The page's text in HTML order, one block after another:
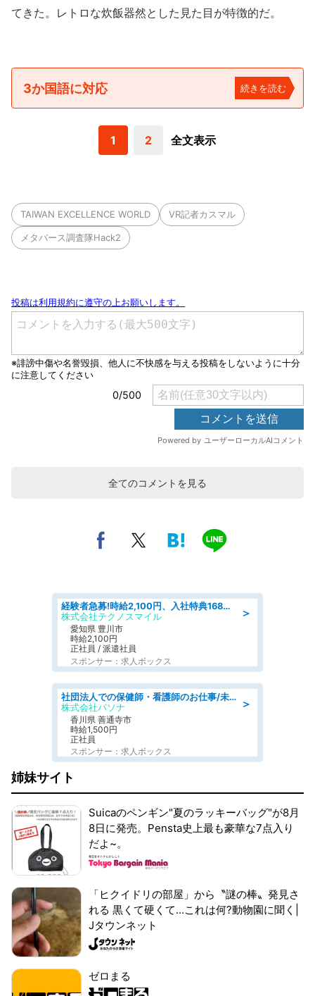
てきた。レトロな炊飯器然とした見た目が特徴的だ。
3か国語に対応 続きを読む
1 2 全文表示
TAIWAN EXCELLENCE WORLD VR記者カスマル
メタバース調査隊Hack2
全てのコメントを見る
＞
経験者急募!時給2,100円、入社特典168万円の自動車製造業務/トヨタ自動車/tutumi
株式会社テクノスマイル
愛知県 豊川市
時給2,100円
正社員 / 派遣社員
スポンサー：求人ボックス
＞
社団法人での保健師・看護師のお仕事/未経験OK/要資格:普通免許、保健師、正看護師
株式会社パソナ
香川県 善通寺市
時給1,500円
正社員
スポンサー：求人ボックス
姉妹サイト
Suicaのペンギン"夏のラッキーバッグ"が8月
8日に発売。Pensta史上最も豪華な7点入り
だよ~。
「ヒクイドリの部屋」から〝謎の棒〟発見さ
れる 黒くて硬くて...これは何?動物園に聞く|
Jタウンネット
ゼロまる